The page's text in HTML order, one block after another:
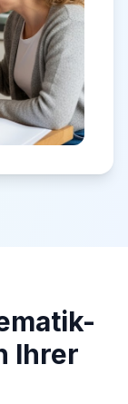
Ihrer